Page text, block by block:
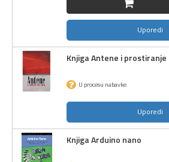
Uporedi
Knjiga Antene i
U procesu nabavke
Uporedi
Knjiga Arduino nano